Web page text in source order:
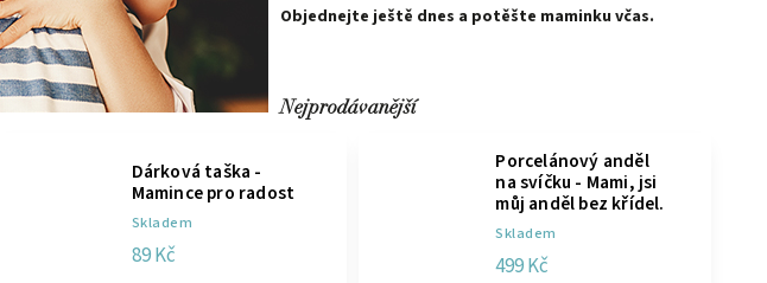
Objednejte ještě dnes a potěšte maminku včas.
Nejprodávanější
Dárková taška -
Mamince pro radost
Skladem
89 Kč
Porcelánový anděl
na svíčku - Mami, jsi
můj anděl bez křídel.
Skladem
499 Kč